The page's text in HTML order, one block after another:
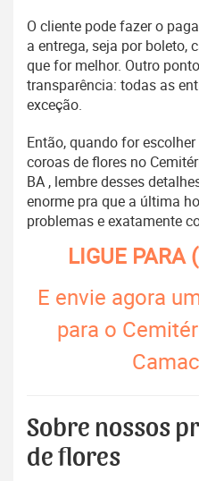
O cliente pode fazer o
a entrega, seja por boleto,
que for melhor. Outro
transparência: todas as
exceção.
Então, quando for
coroas de flores no
BA , lembre desses
enorme pra que a última
problemas e exatamente
LIGUE PARA
E envie agora
para o
Sobre nossos
de flores